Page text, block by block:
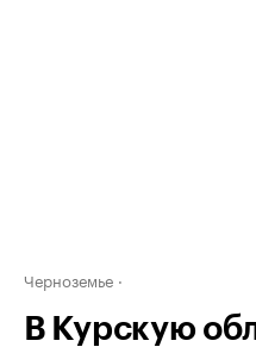
Черноземье
В Курскую